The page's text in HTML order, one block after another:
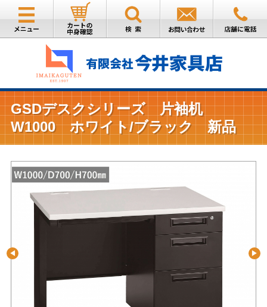
GSDデスクシリーズ 片袖机
W1000 ホワイト/ブラック 新品